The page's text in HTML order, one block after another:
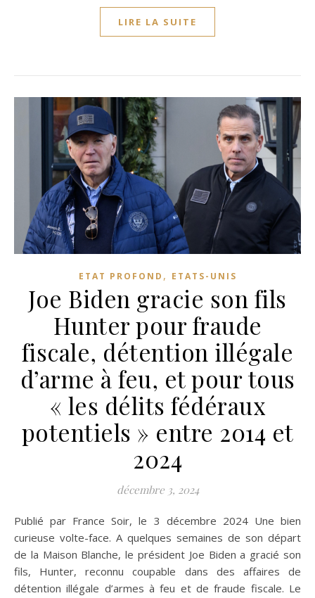
LIRE LA SUITE
ETAT PROFOND , ETATS-UNIS
Joe Biden gracie son fils
Hunter pour fraude
fiscale, détention illégale
d’arme à feu, et pour tous
« les délits fédéraux
potentiels » entre 2014 et
2024
décembre 3, 2024
Publié par France Soir, le 3 décembre 2024 Une bien
curieuse volte-face. A quelques semaines de son départ
de la Maison Blanche, le président Joe Biden a gracié son
fils, Hunter, reconnu coupable dans des affaires de
détention illégale d’armes à feu et de fraude fiscale. Le